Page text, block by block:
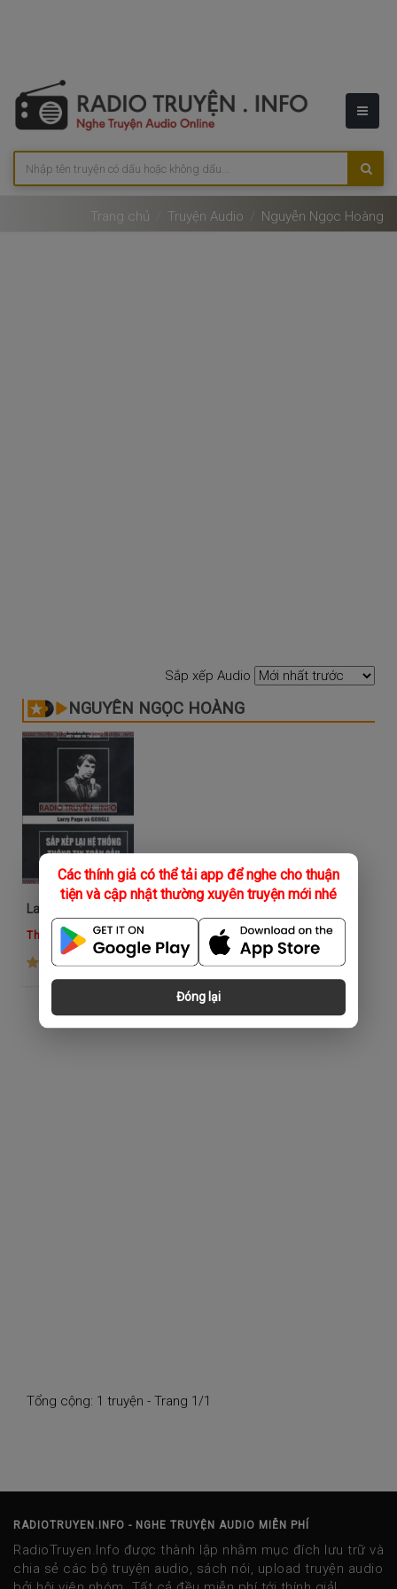
Các thính giả có thể tải app để nghe cho thuận
tiện và cập nhật thường xuyên truyện mới nhé
Đóng lại
Trang chủ Truyện Audio Nguyễn Ngọc Hoàng
Sắp xếp Audio
NGUYỄN NGỌC HOÀNG
Thùy Duyên
Tổng cộng: 1 truyện - Trang 1/1
RADIOTRUYEN.INFO - NGHE TRUYỆN AUDIO MIỄN PHÍ
RadioTruyen.Info được thành lập nhằm mục đích lưu trữ và
chia sẻ các bộ truyện audio, sách nói, upload truyện audio